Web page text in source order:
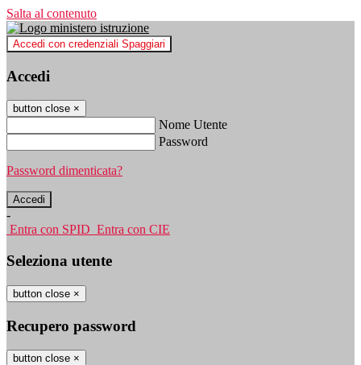
Salta al contenuto
Accedi con credenziali Spaggiari
Accedi
button close ×
Nome Utente
Password
Password dimenticata?
-
Entra con SPID Entra con CIE
Seleziona utente
button close ×
Recupero password
button close ×